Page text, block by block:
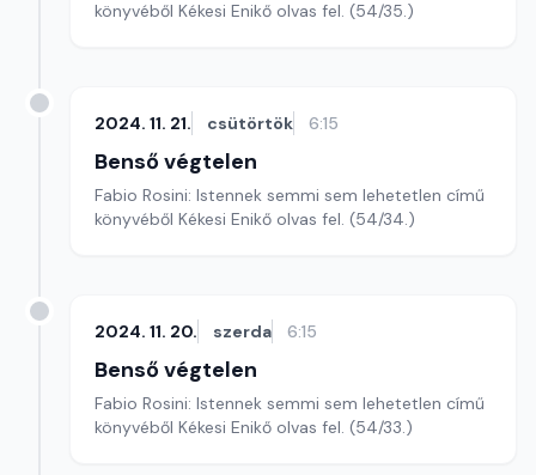
könyvéből Kékesi Enikő olvas fel. (54/35.)
2024. 11. 21. csütörtök 6:15
Benső végtelen
Fabio Rosini: Istennek semmi sem lehetetlen című
könyvéből Kékesi Enikő olvas fel. (54/34.)
2024. 11. 20. szerda 6:15
Benső végtelen
Fabio Rosini: Istennek semmi sem lehetetlen című
könyvéből Kékesi Enikő olvas fel. (54/33.)